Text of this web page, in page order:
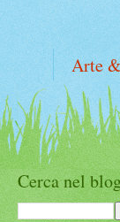
Arte
Cerca nel